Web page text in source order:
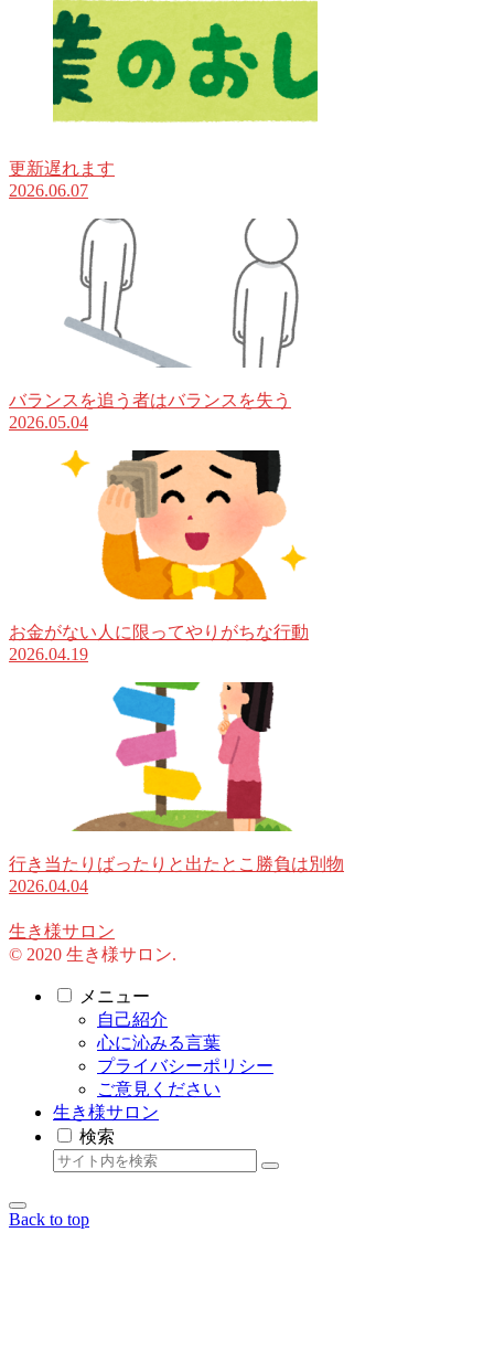
更新遅れます
2026.06.07
バランスを追う者はバランスを失う
2026.05.04
お金がない人に限ってやりがちな行動
2026.04.19
行き当たりばったりと出たとこ勝負は別物
2026.04.04
生き様サロン
© 2020 生き様サロン.
メニュー
自己紹介
心に沁みる言葉
プライバシーポリシー
ご意見ください
生き様サロン
検索
Back to top